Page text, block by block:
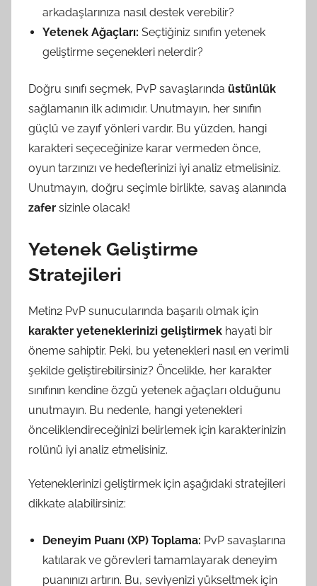
arkadaşlarınıza nasıl destek verebilir?
Yetenek Ağaçları: Seçtiğiniz sınıfın yetenek
geliştirme seçenekleri nelerdir?
Doğru sınıfı seçmek, PvP savaşlarında üstünlük
sağlamanın ilk adımıdır. Unutmayın, her sınıfın
güçlü ve zayıf yönleri vardır. Bu yüzden, hangi
karakteri seçeceğinize karar vermeden önce,
oyun tarzınızı ve hedeflerinizi iyi analiz etmelisiniz.
Unutmayın, doğru seçimle birlikte, savaş alanında
zafer sizinle olacak!
Yetenek Geliştirme
Stratejileri
Metin2 PvP sunucularında başarılı olmak için
karakter yeteneklerinizi geliştirmek hayati bir
öneme sahiptir. Peki, bu yetenekleri nasıl en verimli
şekilde geliştirebilirsiniz? Öncelikle, her karakter
sınıfının kendine özgü yetenek ağaçları olduğunu
unutmayın. Bu nedenle, hangi yetenekleri
önceliklendireceğinizi belirlemek için karakterinizin
rolünü iyi analiz etmelisiniz.
Yeteneklerinizi geliştirmek için aşağıdaki stratejileri
dikkate alabilirsiniz:
Deneyim Puanı (XP) Toplama: PvP savaşlarına
katılarak ve görevleri tamamlayarak deneyim
puanınızı artırın. Bu, seviyenizi yükseltmek için